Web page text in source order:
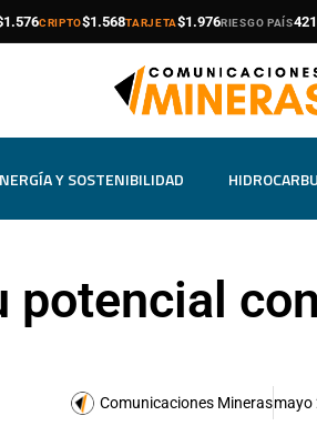
CRIPTO
compra
venta $1.568TARJETA
compra
venta $1.976RIESGO PAÍS421
Y SOSTENIBILIDAD
Comunicaciones Minerasmayo